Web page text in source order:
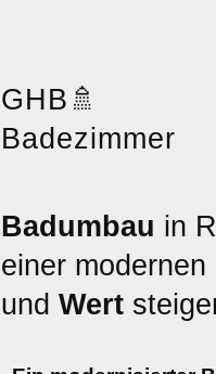
GHB 🚿
Badezimmer
Badumbau in
einer
und Wert